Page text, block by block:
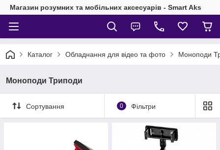
Магазин розумних та мобільних аксесуарів - Smart Aks
Каталог Обладнання для відео та фото Моноподи
Моноподи Триподи
Сортування 0 Фільтри